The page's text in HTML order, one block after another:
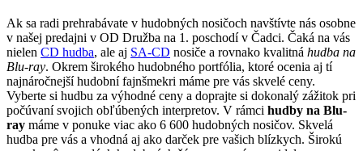
Ak sa radi prehrabávate v hudobných nosičoch navštívte nás osobne
v našej predajni v OD Družba na 1. poschodí v Čadci. Čaká na vás
nielen CD hudba, ale aj SA-CD nosiče a rovnako kvalitná hudba na
Blu-ray. Okrem širokého hudobného portfólia, ktoré ocenia aj tí
najnáročnejší hudobní fajnšmekri máme pre vás skvelé ceny.
Vyberte si hudbu za výhodné ceny a doprajte si dokonalý zážitok pri
počúvaní svojich obľúbených interpretov. V rámci hudby na Blu-
ray máme v ponuke viac ako 6 600 hudobných nosičov. Skvelá
hudba pre vás a vhodná aj ako darček pre vašich blízkych. Širokú